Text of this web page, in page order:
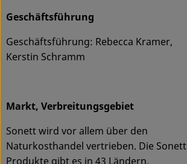
Geschäftsführung
Geschäftsführung: Rebecca Kramer,
Kerstin Schramm
Markt, Verbreitungsgebiet
Sonett wird vor allem über den
Naturkosthandel vertrieben. Die Sonett
Produkte gibt es in 43 Ländern.